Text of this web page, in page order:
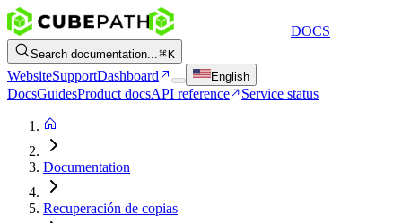
DOCS
Search documentation... K
WebsiteSupportDashboard English
DocsGuidesProduct docsAPI reference Service status
Documentation
Recuperación de copias